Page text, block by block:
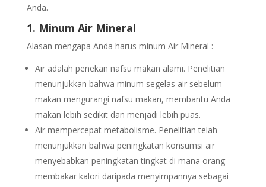
Anda.
1. Minum Air Mineral
Alasan mengapa Anda harus minum Air Mineral :
Air adalah penekan nafsu makan alami. Penelitian
menunjukkan bahwa minum segelas air sebelum
makan mengurangi nafsu makan, membantu Anda
makan lebih sedikit dan menjadi lebih puas.
Air mempercepat metabolisme. Penelitian telah
menunjukkan bahwa peningkatan konsumsi air
menyebabkan peningkatan tingkat di mana orang
membakar kalori daripada menyimpannya sebagai